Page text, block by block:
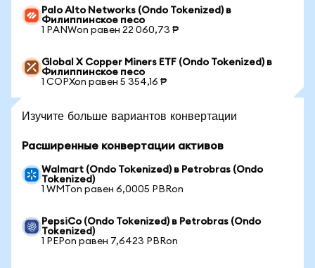
Palo Alto Networks (Ondo Tokenized) в
Филиппинское песо
1 PANWon равен 22 060,73 ₱
Global X Copper Miners ETF (Ondo Tokenized) в
Филиппинское песо
1 COPXon равен 5 354,16 ₱
Изучите больше вариантов конвертации
Расширенные конвертации активов
Walmart (Ondo Tokenized) в Petrobras (Ondo
Tokenized)
1 WMTon равен 6,0005 PBRon
PepsiCo (Ondo Tokenized) в Petrobras (Ondo
Tokenized)
1 PEPon равен 7,6423 PBRon